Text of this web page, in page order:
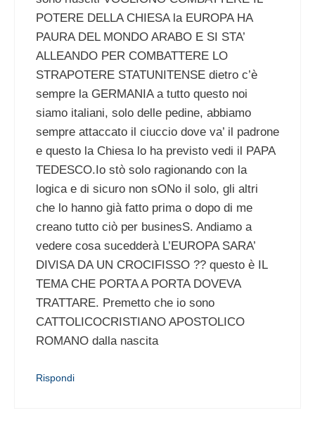
POTERE DELLA CHIESA la EUROPA HA
PAURA DEL MONDO ARABO E SI STA’
ALLEANDO PER COMBATTERE LO
STRAPOTERE STATUNITENSE dietro c’è
sempre la GERMANIA a tutto questo noi
siamo italiani, solo delle pedine, abbiamo
sempre attaccato il ciuccio dove va’ il padrone
e questo la Chiesa lo ha previsto vedi il PAPA
TEDESCO.Io stò solo ragionando con la
logica e di sicuro non sONo il solo, gli altri
che lo hanno già fatto prima o dopo di me
creano tutto ciò per businesS. Andiamo a
vedere cosa sucedderà L’EUROPA SARA’
DIVISA DA UN CROCIFISSO ?? questo è IL
TEMA CHE PORTA A PORTA DOVEVA
TRATTARE. Premetto che io sono
CATTOLICOCRISTIANO APOSTOLICO
ROMANO dalla nascita
Rispondi